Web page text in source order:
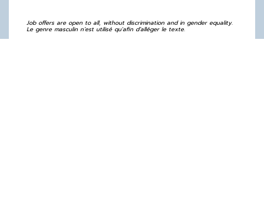
Job offers are open to all, without discrimination and in gender equality.
Le genre masculin n’est utilisé qu'afin d’alléger le texte.